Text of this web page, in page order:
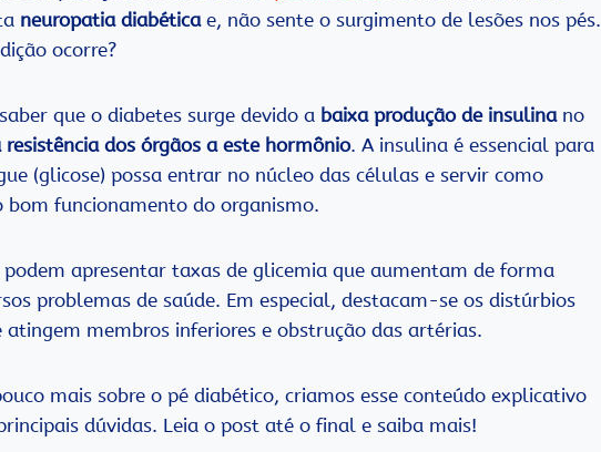
neuropatia diabéticae, não sente o surgimento de lesões nos pés.
ocorre?
que o diabetes surge devido a baixa produção de insulinano
dos órgãos a este hormônio. A insulina é essencial para
(glicose) possa entrar no núcleo das células e servir como
funcionamento do organismo.
apresentar taxas de glicemia que aumentam de forma
problemas de saúde. Em especial, destacam-se os distúrbios
atingem membros inferiores e obstrução das artérias.
mais sobre o pé diabético, criamos esse conteúdo explicativo
dúvidas. Leia o post até o final e saiba mais!